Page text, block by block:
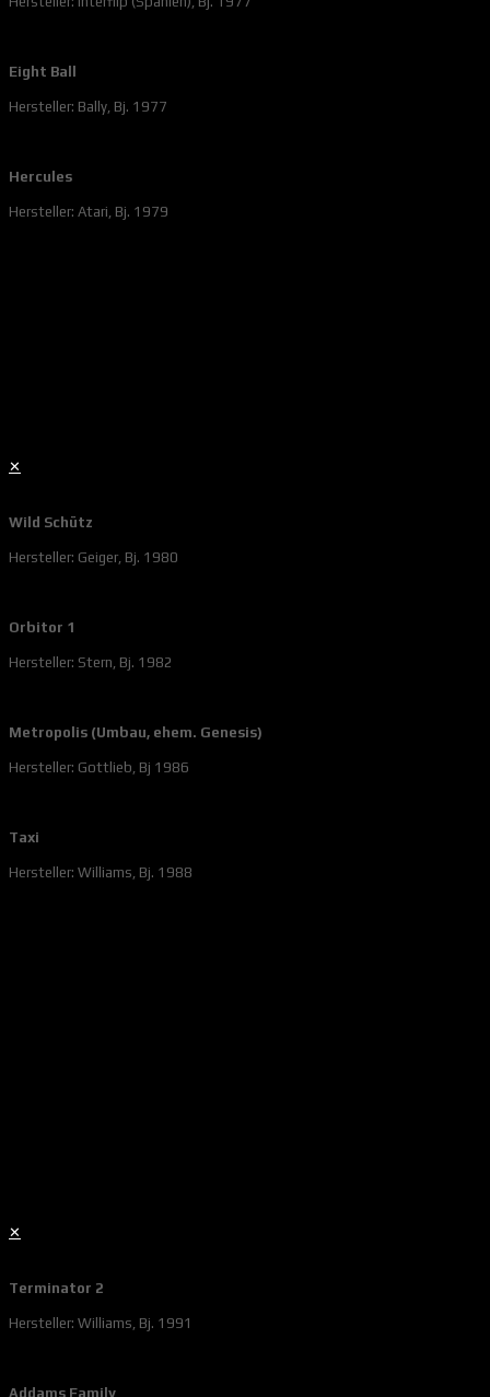
Eight Ball
Hersteller: Bally, Bj. 1977
Hercules
Hersteller: Atari, Bj. 1979
✕
Wild Schütz
Hersteller: Geiger, Bj. 1980
Orbitor 1
Hersteller: Stern, Bj. 1982
Metropolis (Umbau, ehem. Genesis)
Hersteller: Gottlieb, Bj 1986
Taxi
Hersteller: Williams, Bj. 1988
✕
Terminator 2
Hersteller: Williams, Bj. 1991
Addams Family